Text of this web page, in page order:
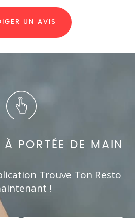
UN AVIS
À PORTÉE DE MAIN
Trouve Ton Resto
!